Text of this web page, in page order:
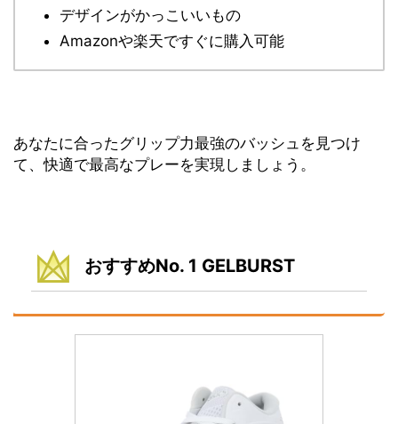
デザインがかっこいいもの
Amazonや楽天ですぐに購入可能
あなたに合ったグリップ力最強のバッシュを見つけ
て、快適で最高なプレーを実現しましょう。
おすすめNo. 1 GELBURST